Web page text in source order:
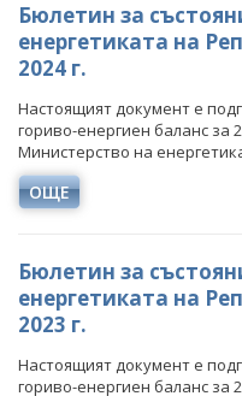
МИНЕРАЛИ
НЕФТ И ПРИРОДЕН ГАЗ
ТВЪРДИ ГОРИВА
СТРОИТЕЛНИ
СКАЛНООБЛИЦОВЪЧНИ
ИНИЦИАТИВА НА
СУРОВИНИТЕ
ИНИЦИАТИВА НА
ВЪГЛЕРОДЕН
Бюлетин за
енергетиката на
2024 г.
Настоящият документ е
гориво-енергиен баланс за
Министерство на
ОЩЕ
Бюлетин за
енергетиката на
2023 г.
Настоящият документ е
гориво-енергиен баланс за